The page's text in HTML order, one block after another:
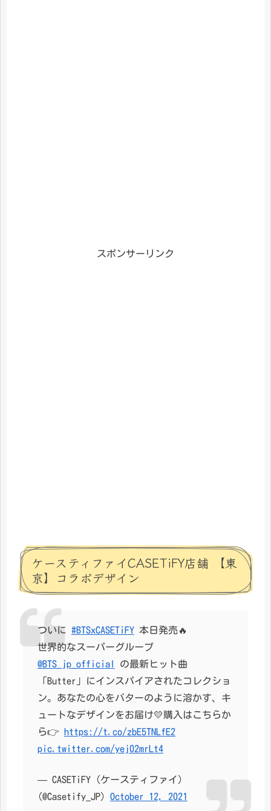
スポンサーリンク
ケースティファイCASETiFY店舗 【東
京】コラボデザイン
ついに #BTSxCASETiFY本日発売🔥
世界的なスーパーグループ
@BTS_jp_official
の最新ヒット曲
「Butter」にインスパイアされたコレクショ
ン。あなたの心をバターのように溶かす、キ
ュートなデザインをお届け💛購入はこちらか
ら👉
https://t.co/zbE5TNLfE2
pic.twitter.com/yej02mrLt4
— CASETiFY (ケースティファイ)
(@Casetify_JP) October 12, 2021